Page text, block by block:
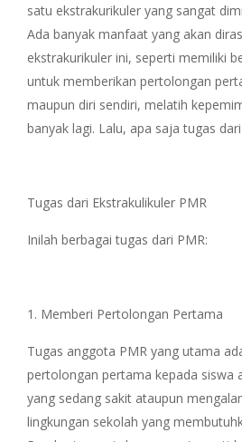
satu ekstrakurikuler yang sangat
Ada banyak manfaat yang akan
ekstrakurikuler ini, seperti memiliki
untuk memberikan pertolongan
maupun diri sendiri, melatih
banyak lagi. Lalu, apa saja tugas
Tugas dari Ekstrakulikuler PMR
Inilah berbagai tugas dari PMR:
1. Memberi Pertolongan Pertama
Tugas anggota PMR yang utama
pertolongan pertama kepada siswa
yang sedang sakit ataupun
lingkungan sekolah yang